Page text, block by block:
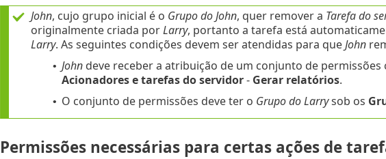
John, cujo grupo inicial é o Grupo do John, quer remover a Tarefa do
originalmente criada porLarry, portanto a tarefa está
Larry. As seguintes condições devem ser atendidas para queJohn
• Johndeve receber a atribuição de um conjunto de permissões
Acionadores e tarefas do servidor- Gerar relatórios.
• O conjunto de permissões deve ter o Grupo do Larrysob os
Permissões necessárias para certas ações de